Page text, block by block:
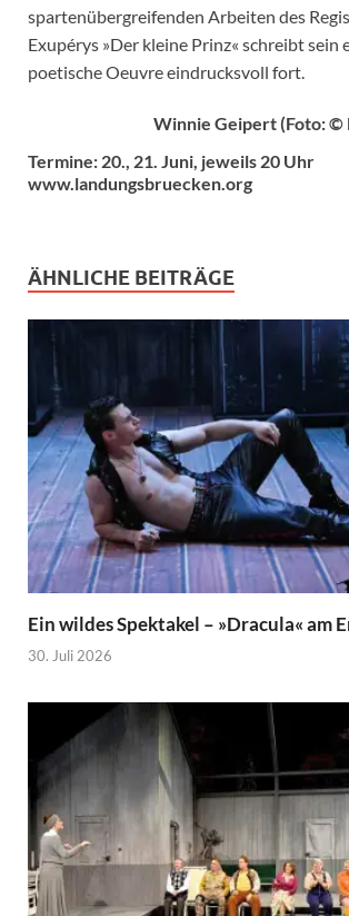
spartenübergreifenden Arbeiten des
Exupérys »Der kleine Prinz« schreibt sein
poetische Oeuvre eindrucksvoll fort.
Winnie Geipert (Foto:
Termine: 20., 21. Juni, jeweils 20 Uhr
www.landungsbruecken.org
ÄHNLICHE BEITRÄGE
Ein wildes Spektakel – »Dracula« am
30. Juli 2026